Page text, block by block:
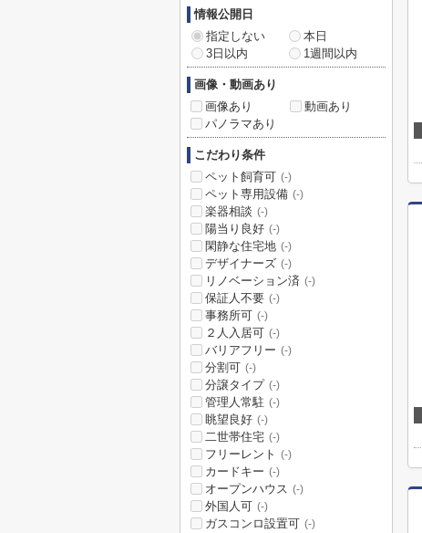
情報公開日
指定しない
本日
3日以内
1週間以内
画像・動画あり
画像あり
動画あり
パノラマあり
こだわり条件
ペット飼育可 (-)
ペット専用設備 (-)
楽器相談 (-)
陽当り良好 (-)
閑静な住宅地 (-)
デザイナーズ (-)
リノベーション済 (-)
保証人不要 (-)
事務所可 (-)
２人入居可 (-)
バリアフリー (-)
分割可 (-)
分譲タイプ (-)
管理人常駐 (-)
眺望良好 (-)
二世帯住宅 (-)
フリーレント (-)
カードキー (-)
オープンハウス (-)
外国人可 (-)
ガスコンロ設置可 (-)